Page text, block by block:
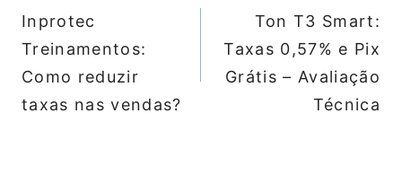
de
Post
Inprotec
Treinamentos:
Como reduzir
taxas nas vendas?
Ton T3 Smart:
Taxas 0,57% e Pix
Grátis – Avaliação
Técnica